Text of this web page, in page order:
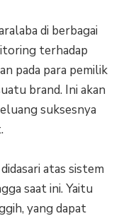
di berbagai
terhadap
pada para pemilik
brand. Ini akan
suksesnya
atas sistem
saat ini. Yaitu
yang dapat